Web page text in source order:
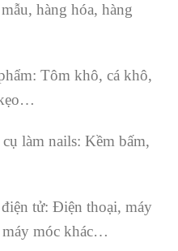
hàng hóa, hàng
Tôm khô, cá khô,
làm nails: Kềm bấm,
tử: Điện thoại, máy
máy móc khác…